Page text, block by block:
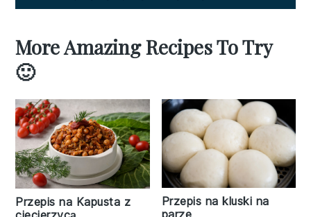
More Amazing Recipes To Try
🙂
Przepis na Kapusta z
Przepis na kluski na